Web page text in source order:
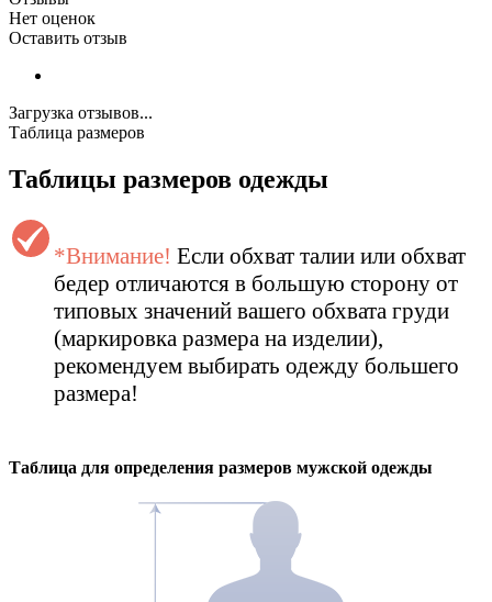
Нет оценок
Оставить отзыв
Загрузка отзывов...
Таблица размеров
Таблицы размеров одежды
*Внимание! Если обхват талии или обхват
бедер отличаются в большую сторону от
типовых значений вашего обхвата груди
(маркировка размера на изделии),
рекомендуем выбирать одежду большего
размера!
Таблица для определения размеров мужской одежды